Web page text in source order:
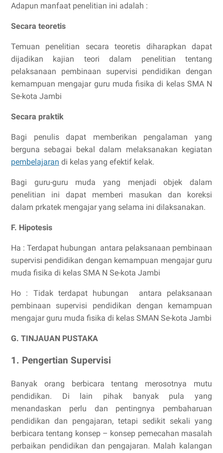
Adapun manfaat penelitian ini adalah :
Secara teoretis
Temuan penelitian secara teoretis diharapkan dapat
dijadikan kajian teori dalam penelitian tentang
pelaksanaan pembinaan supervisi pendidikan dengan
kemampuan mengajar guru muda fisika di kelas SMA N
Se-kota Jambi
Secara praktik
Bagi penulis dapat memberikan pengalaman yang
berguna sebagai bekal dalam melaksanakan kegiatan
pembelajaran di kelas yang efektif kelak.
Bagi guru-guru muda yang menjadi objek dalam
penelitian ini dapat memberi masukan dan koreksi
dalam prkatek mengajar yang selama ini dilaksanakan.
F. Hipotesis
Ha : Terdapat hubungan antara pelaksanaan pembinaan
supervisi pendidikan dengan kemampuan mengajar guru
muda fisika di kelas SMA N Se-kota Jambi
Ho : Tidak terdapat hubungan antara pelaksanaan
pembinaan supervisi pendidikan dengan kemampuan
mengajar guru muda fisika di kelas SMAN Se-kota Jambi
G. TINJAUAN PUSTAKA
1. Pengertian Supervisi
Banyak orang berbicara tentang merosotnya mutu
pendidikan. Di lain pihak banyak pula yang
menandaskan perlu dan pentingnya pembaharuan
pendidikan dan pengajaran, tetapi sedikit sekali yang
berbicara tentang konsep – konsep pemecahan masalah
perbaikan pendidikan dan pengajaran. Malah kalangan